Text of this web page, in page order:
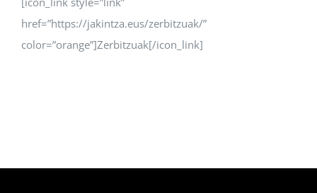
href=”https://jakintza.eus/zerbitzuak/”
color=”orange”]Zerbitzuak[/icon_link]